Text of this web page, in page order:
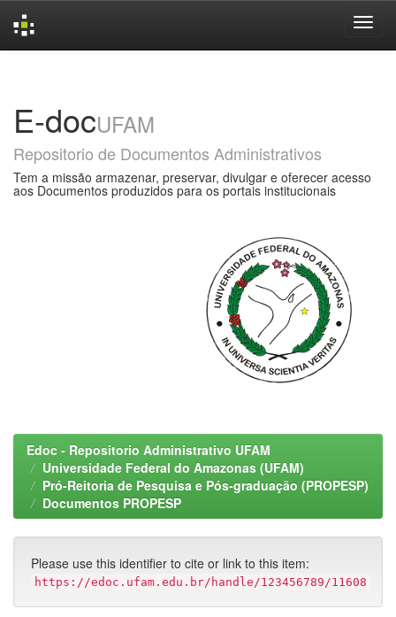
E-docUFAM
Repositorio de Documentos Administrativos
Tem a missão armazenar, preservar, divulgar e oferecer acesso
aos Documentos produzidos para os portais institucionais
Edoc - Repositorio Administrativo UFAM
Universidade Federal do Amazonas (UFAM)
Pró-Reitoria de Pesquisa e Pós-graduação (PROPESP)
Documentos PROPESP
Please use this identifier to cite or link to this item:
https://edoc.ufam.edu.br/handle/123456789/11608